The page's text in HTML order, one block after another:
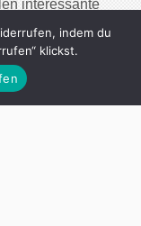
interessante
vor.
tollsten
– aber auch
indem du
klickst.